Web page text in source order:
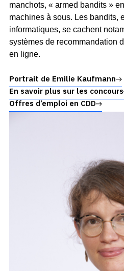
manchots, « armed bandits »
machines à sous. Les bandits,
informatiques, se cachent
systèmes de recommandation
en ligne.
Portrait de Emilie Kaufmann
En savoir plus sur les concours
Offres d’emploi en CDD